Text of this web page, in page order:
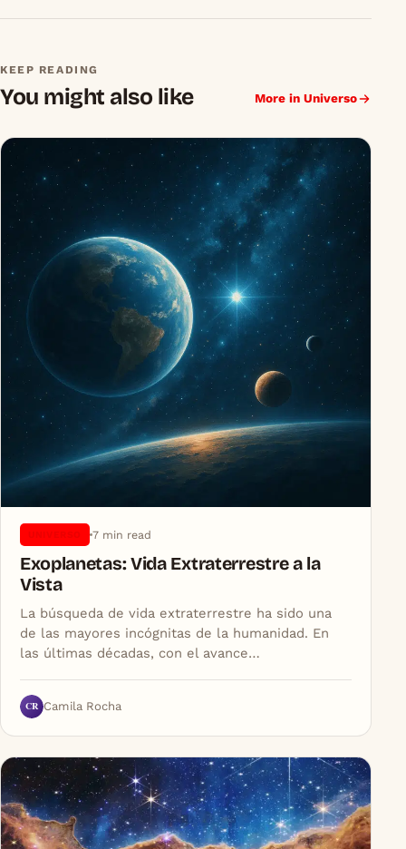
KEEP READING
You might also like More in Universo
7 min read
Exoplanetas: Vida Extraterrestre a la
Vista
La búsqueda de vida extraterrestre ha sido una
de las mayores incógnitas de la humanidad. En
las últimas décadas, con el avance…
CR Camila Rocha